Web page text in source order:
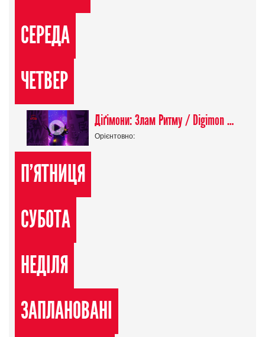
СЕРЕДА
ЧЕТВЕР
Діґімони: Злам Ритму / Digimon Beatbreak
Орієнтовно:
П'ЯТНИЦЯ
СУБОТА
НЕДІЛЯ
ЗАПЛАНОВАНІ